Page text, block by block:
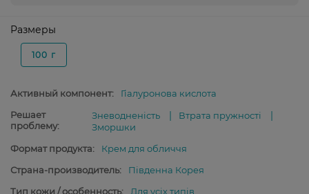
Размеры
100 г
Активный компонент:
Гіалуронова кислота
Решает
проблему:
Зневодненість
Втрата пружності
Зморшки
Формат продукта:
Крем для обличчя
Страна-производитель:
Південна Корея
Тип кожи / особенность:
Для усіх типів